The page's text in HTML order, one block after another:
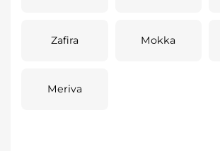
Zafira Mokka
Meriva